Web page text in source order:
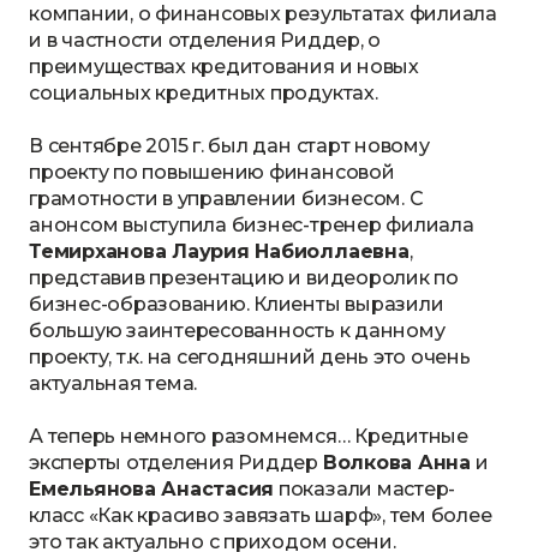
компании, о финансовых результатах филиала
и в частности отделения Риддер, о
преимуществах кредитования и новых
социальных кредитных продуктах.
В сентябре 2015 г. был дан старт новому
проекту по повышению финансовой
грамотности в управлении бизнесом. С
анонсом выступила бизнес-тренер филиала
Темирханова Лаурия Набиоллаевна,
представив презентацию и видеоролик по
бизнес-образованию. Клиенты выразили
большую заинтересованность к данному
проекту, т.к. на сегодняшний день это очень
актуальная тема.
А теперь немного разомнемся… Кредитные
эксперты отделения Риддер Волкова Анна и
Емельянова Анастасия показали мастер-
класс «Как красиво завязать шарф», тем более
это так актуально с приходом осени.